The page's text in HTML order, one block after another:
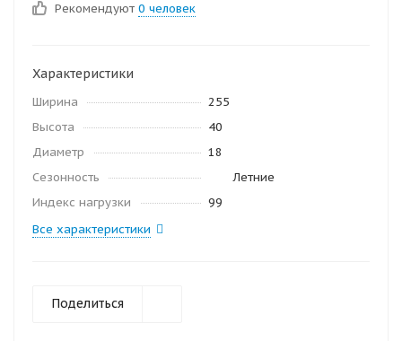
Рекомендуют 0 человек
Характеристики
Ширина
255
Высота
40
Диаметр
18
Сезонность
Летние
Индекс нагрузки
99
Все характеристики
Поделиться